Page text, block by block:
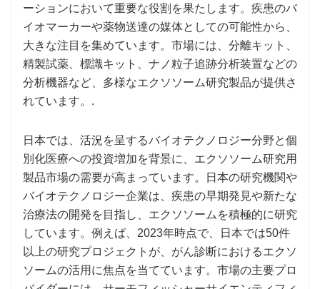
ーションにおいて重要な役割を果たします。疾患のバ
イオマーカーや薬物送達の媒体としての可能性から、
大きな注目を集めています。市場には、分離キット、
精製試薬、標識キット、ナノ粒子追跡分析装置などの
分析機器など、多様なエクソソーム研究製品が提供さ
れています。.
日本では、活況を呈するバイオテクノロジー分野と個
別化医療への投資増加を背景に、エクソソーム研究用
製品市場の需要が高まっています。日本の研究機関や
バイオテクノロジー企業は、疾患の早期発見や新たな
治療法の開発を目指し、エクソソームを積極的に研究
しています。例えば、2023年時点で、日本では50件
以上の研究プロジェクトが、がん診断におけるエクソ
ソームの活用に焦点を当てています。市場の主要プロ